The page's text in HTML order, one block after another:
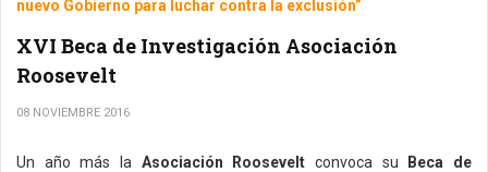
nuevo Gobierno para luchar contra la exclusión”
XVI Beca de Investigación Asociación
Roosevelt
08 NOVIEMBRE 2016
Un año más la Asociación Roosevelt convoca su
Beca de